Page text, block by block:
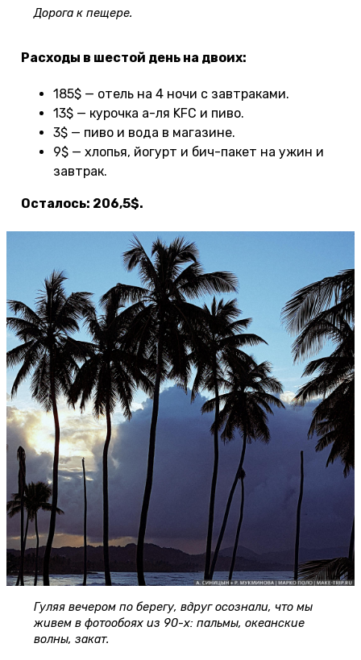
Дорога к пещере.
Расходы в шестой день на двоих:
185$ — отель на 4 ночи с завтраками.
13$ — курочка а-ля KFC и пиво.
3$ — пиво и вода в магазине.
9$ — хлопья, йогурт и бич-пакет на ужин и
завтрак.
Осталось: 206,5$.
Гуляя вечером по берегу, вдруг осознали, что мы
живем в фотообоях из 90-х: пальмы, океанские
волны, закат.